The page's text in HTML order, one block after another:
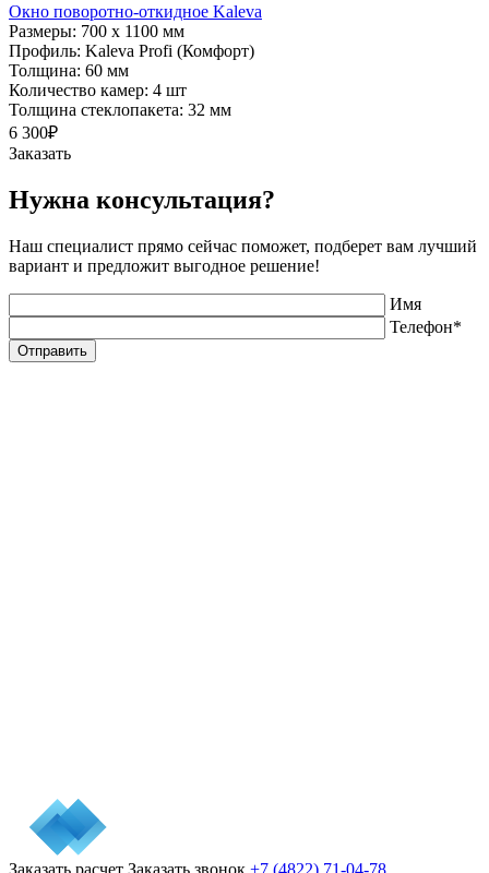
Окно поворотно-откидное Kaleva
Размеры: 700 x 1100 мм
Профиль: Kaleva Profi (Комфорт)
Толщина: 60 мм
Количество камер: 4 шт
Толщина стеклопакета: 32 мм
6 300₽
Заказать
Нужна консультация?
Наш специалист прямо сейчас поможет, подберет вам лучший
вариант и предложит выгодное решение!
Имя
Телефон*
Заказать расчет Заказать звонок +7 (4822) 71-04-78